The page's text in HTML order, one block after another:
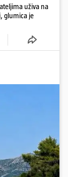
uživa na
glumica je